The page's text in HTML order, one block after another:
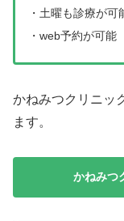
・土曜も診療が可
・web予約が可能
かねみつクリニッ
ます。
かねみつ